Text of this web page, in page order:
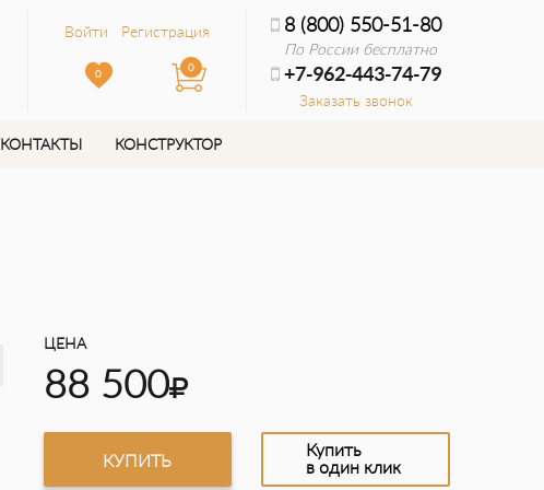
Войти Регистрация
0 0
8 (800) 550-51-80
По России бесплатно
+7-962-443-74-79
Заказать звонок
КОНТАКТЫ КОНСТРУКТОР
ЦЕНА
88 500
КУПИТЬ
Купить
в один клик